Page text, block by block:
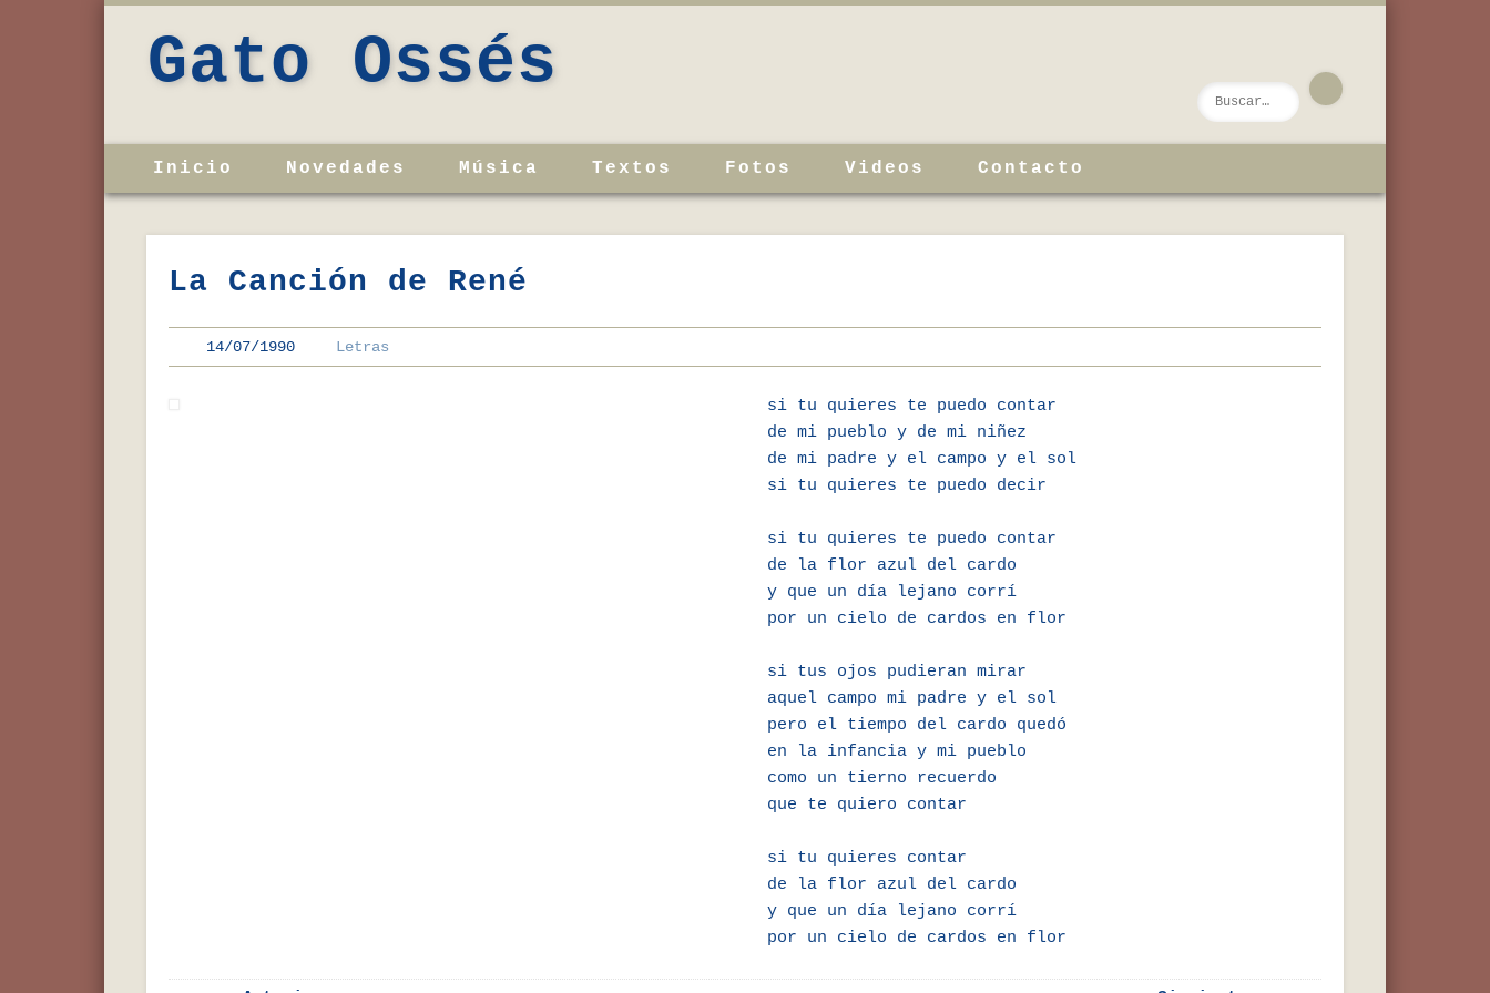
Gato Ossés
Inicio Novedades Música Textos Fotos Videos Contacto
La Canción de René
14/07/1990 Letras
si tu quieres te puedo contar
de mi pueblo y de mi niñez
de mi padre y el campo y el sol
si tu quieres te puedo decir
si tu quieres te puedo contar
de la flor azul del cardo
y que un día lejano corrí
por un cielo de cardos en flor
si tus ojos pudieran mirar
aquel campo mi padre y el sol
pero el tiempo del cardo quedó
en la infancia y mi pueblo
como un tierno recuerdo
que te quiero contar
si tu quieres contar
de la flor azul del cardo
y que un día lejano corrí
por un cielo de cardos en flor